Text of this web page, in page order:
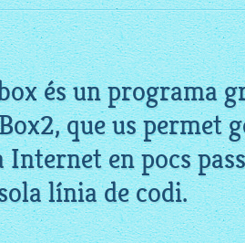
és un programa
que us permet
en pocs
línia de codi.